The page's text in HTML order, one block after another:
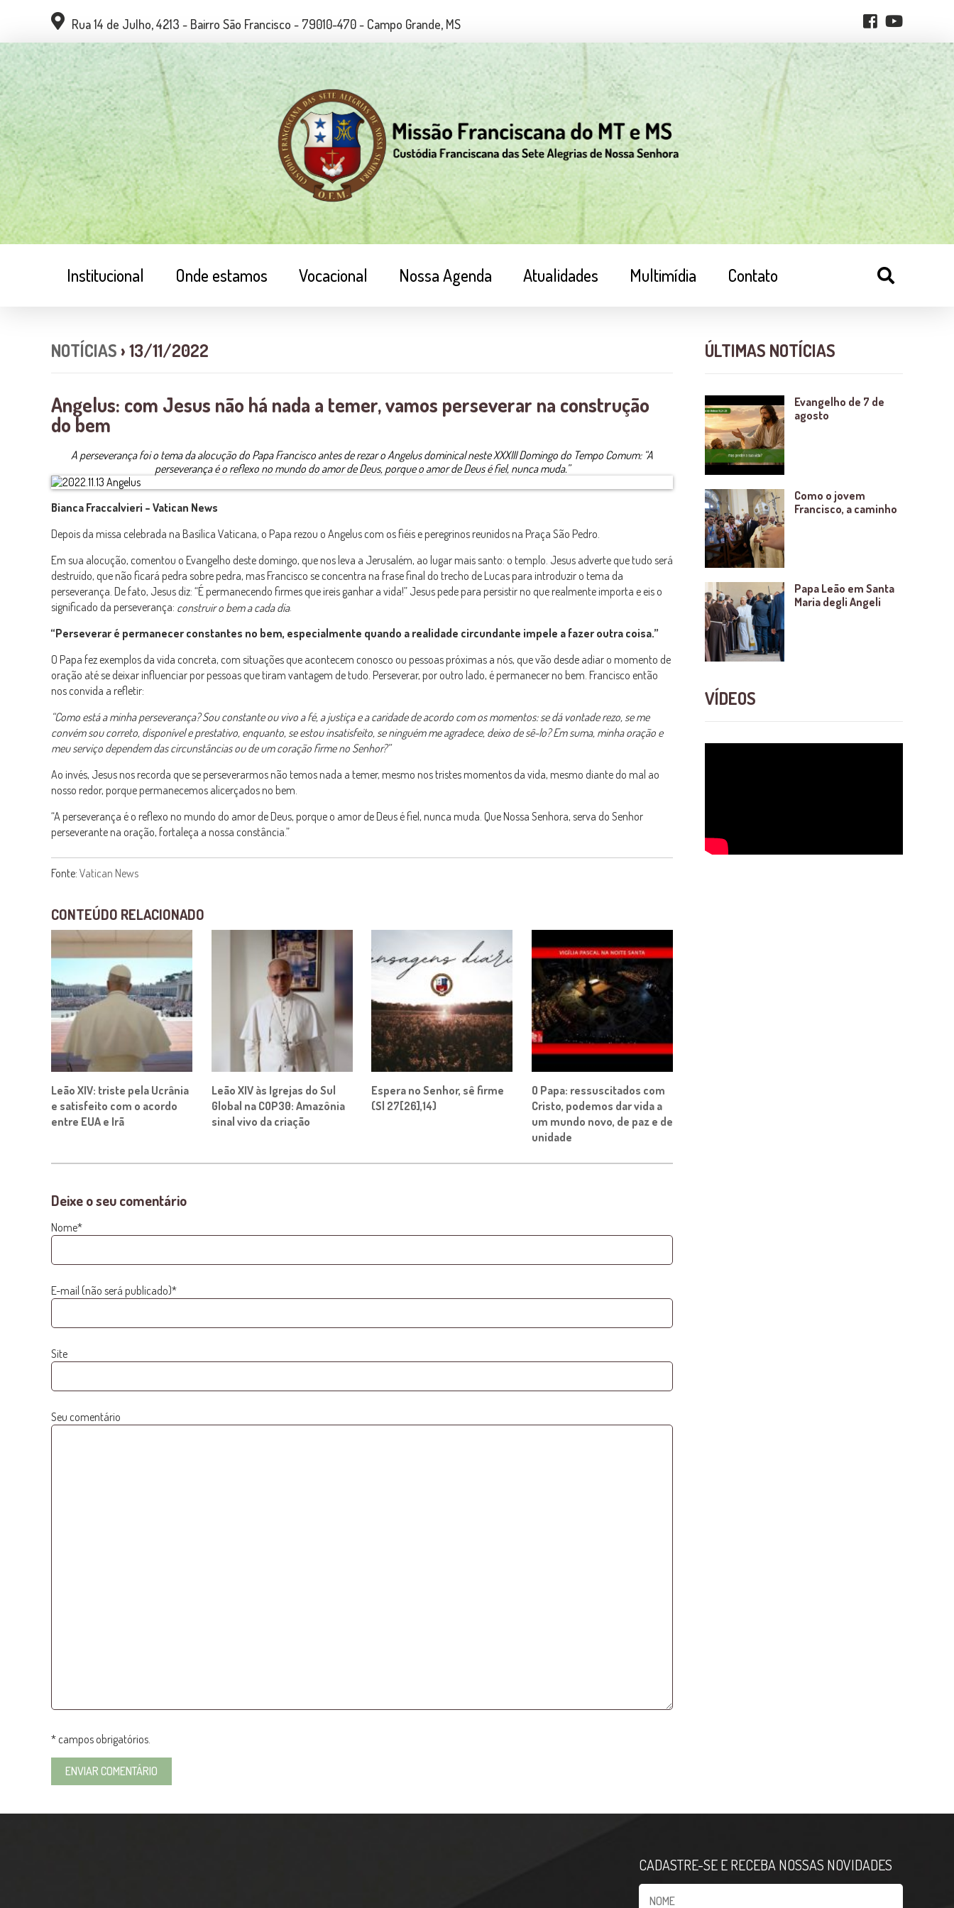
Rua 14 de Julho, 4213 - Bairro São Francisco - 79010-470 - Campo Grande, MS
Institucional Onde estamos Vocacional Nossa Agenda Atualidades Multimídia Contato
NOTÍCIAS › 13/11/2022
Angelus: com Jesus não há nada a temer, vamos perseverar na construção
do bem
A perseverança foi o tema da alocução do Papa Francisco antes de rezar o Angelus dominical neste XXXIII Domingo do Tempo Comum: “A
perseverança é o reflexo no mundo do amor de Deus, porque o amor de Deus é fiel, nunca muda.”
Bianca Fraccalvieri – Vatican News
Depois da missa celebrada na Basílica Vaticana, o Papa rezou o Angelus com os fiéis e peregrinos reunidos na Praça São Pedro.
Em sua alocução, comentou o Evangelho deste domingo, que nos leva a Jerusalém, ao lugar mais santo: o templo. Jesus adverte que tudo será
destruído, que não ficará pedra sobre pedra, mas Francisco se concentra na frase final do trecho de Lucas para introduzir o tema da
perseverança. De fato, Jesus diz: “É permanecendo firmes que ireis ganhar a vida!” Jesus pede para persistir no que realmente importa e eis o
significado da perseverança: construir o bem a cada dia.
“Perseverar é permanecer constantes no bem, especialmente quando a realidade circundante impele a fazer outra coisa.”
O Papa fez exemplos da vida concreta, com situações que acontecem conosco ou pessoas próximas a nós, que vão desde adiar o momento de
oração até se deixar influenciar por pessoas que tiram vantagem de tudo. Perseverar, por outro lado, é permanecer no bem. Francisco então
nos convida a refletir:
“Como está a minha perseverança? Sou constante ou vivo a fé, a justiça e a caridade de acordo com os momentos: se dá vontade rezo, se me
convém sou correto, disponível e prestativo, enquanto, se estou insatisfeito, se ninguém me agradece, deixo de sê-lo? Em suma, minha oração e
meu serviço dependem das circunstâncias ou de um coração firme no Senhor?”
Ao invés, Jesus nos recorda que se perseverarmos não temos nada a temer, mesmo nos tristes momentos da vida, mesmo diante do mal ao
nosso redor, porque permanecemos alicerçados no bem.
“A perseverança é o reflexo no mundo do amor de Deus, porque o amor de Deus é fiel, nunca muda. Que Nossa Senhora, serva do Senhor
perseverante na oração, fortaleça a nossa constância.”
Fonte: Vatican News
CONTEÚDO RELACIONADO
Leão XIV: triste pela Ucrânia
e satisfeito com o acordo
entre EUA e Irã
Leão XIV às Igrejas do Sul
Global na COP30: Amazônia
sinal vivo da criação
Espera no Senhor, sê firme
(Sl 27[26],14)
O Papa: ressuscitados com
Cristo, podemos dar vida a
um mundo novo, de paz e de
unidade
Deixe o seu comentário
Nome*
E-mail (não será publicado)*
Site
Seu comentário
* campos obrigatórios.
ÚLTIMAS NOTÍCIAS
Evangelho de 7 de
agosto
Como o jovem
Francisco, a caminho
Papa Leão em Santa
Maria degli Angeli
VÍDEOS
CADASTRE-SE E RECEBA NOSSAS NOVIDADES